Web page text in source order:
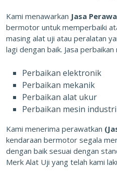
Kami menawarkan Jasa
bermotor untuk memperbaiki
masing alat uji atau peralatan
lagi dengan baik. Jasa perbaikan
Perbaikan elektronik
Perbaikan mekanik
Perbaikan alat ukur
Perbaikan mesin
Kami menerima perawatkan
kendaraan bermotor segala
dengan baik sesuai dengan
Merk Alat Uji yang telah kami